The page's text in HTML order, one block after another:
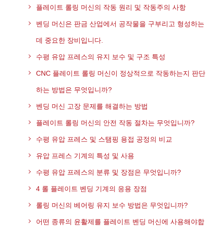
플레이트 롤링 머신의 작동 원리 및 작동주의 사항
벤딩 머신은 판금 산업에서 공작물을 구부리고 형성하는
데 중요한 장비입니다.
수평 유압 프레스의 유지 보수 및 구조 특성
CNC 플레이트 롤링 머신이 정상적으로 작동하는지 판단
하는 방법은 무엇입니까?
벤딩 머신 고장 문제를 해결하는 방법
플레이트 롤링 머신의 안전 작동 절차는 무엇입니까?
수평 유압 프레스 및 스탬핑 용접 공정의 비교
유압 프레스 기계의 특성 및 사용
수평 유압 프레스의 분류 및 장점은 무엇입니까?
4 롤 플레이트 벤딩 기계의 응용 장점
롤링 머신의 베어링 유지 보수 방법은 무엇입니까?
어떤 종류의 윤활제를 플레이트 벤딩 머신에 사용해야합